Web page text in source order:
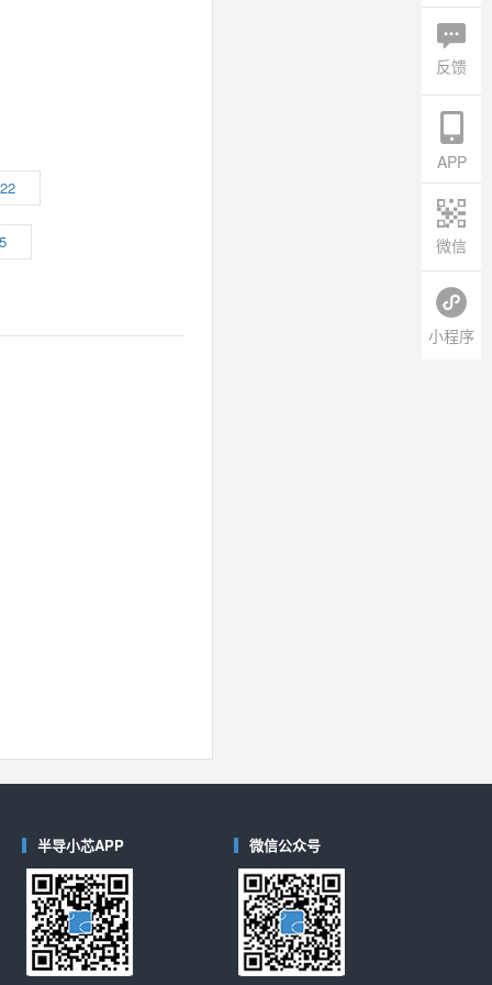
半导小芯APP 微信公众号
反馈
APP
微信
小程序